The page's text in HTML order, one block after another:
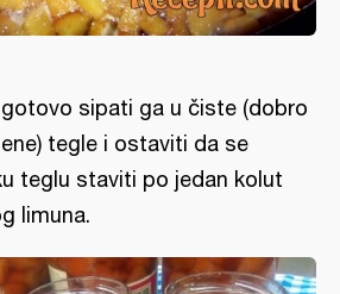
sipati ga u čiste (dobro
tegle i ostaviti da se
teglu staviti po jedan kolut
limuna.